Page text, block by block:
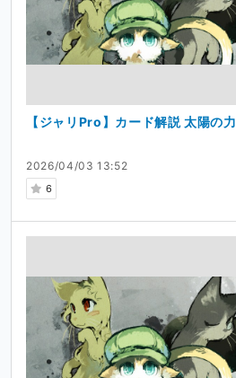
2026/04/03 13:52
6
【ジャリPro】カード解説 太陽の力